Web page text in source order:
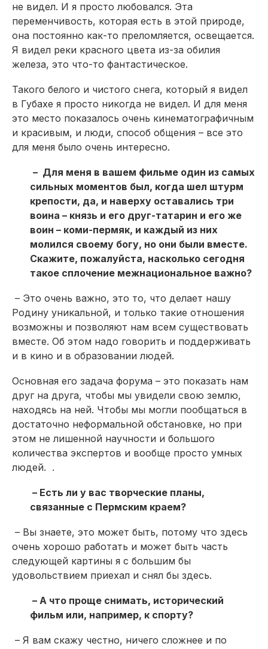
не видел. И я просто любовался. Эта
переменчивость, которая есть в этой природе,
она постоянно как-то преломляется, освещается.
Я видел реки красного цвета из-за обилия
железа, это что-то фантастическое.
Такого белого и чистого снега, который я видел
в Губахе я просто никогда не видел. И для меня
это место показалось очень кинематографичным
и красивым, и люди, способ общения – все это
для меня было очень интересно.
– Для меня в вашем фильме один из самых
сильных моментов был, когда шел штурм
крепости, да, и наверху оставались три
воина – князь и его друг-татарин и его же
воин – коми-пермяк, и каждый из них
молился своему богу, но они были вместе.
Скажите, пожалуйста, насколько сегодня
такое сплочение межнациональное важно?
– Это очень важно, это то, что делает нашу
Родину уникальной, и только такие отношения
возможны и позволяют нам всем существовать
вместе. Об этом надо говорить и поддерживать
и в кино и в образовании людей.
Основная его задача форума – это показать нам
друг на друга, чтобы мы увидели свою землю,
находясь на ней. Чтобы мы могли пообщаться в
достаточно неформальной обстановке, но при
этом не лишенной научности и большого
количества экспертов и вообще просто умных
людей. .
– Есть ли у вас творческие планы,
связанные с Пермским краем?
– Вы знаете, это может быть, потому что здесь
очень хорошо работать и может быть часть
следующей картины я с большим бы
удовольствием приехал и снял бы здесь.
– А что проще снимать, исторический
фильм или, например, к спорту?
– Я вам скажу честно, ничего сложнее и по